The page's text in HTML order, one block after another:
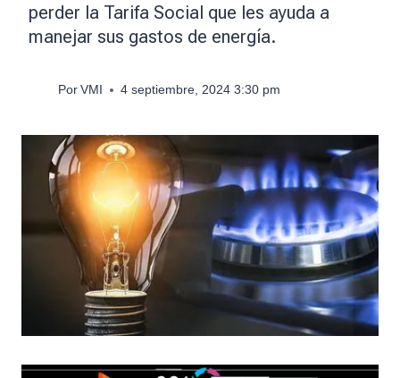
perder la Tarifa Social que les ayuda a
manejar sus gastos de energía.
Por VMI 4 septiembre, 2024 3:30 pm